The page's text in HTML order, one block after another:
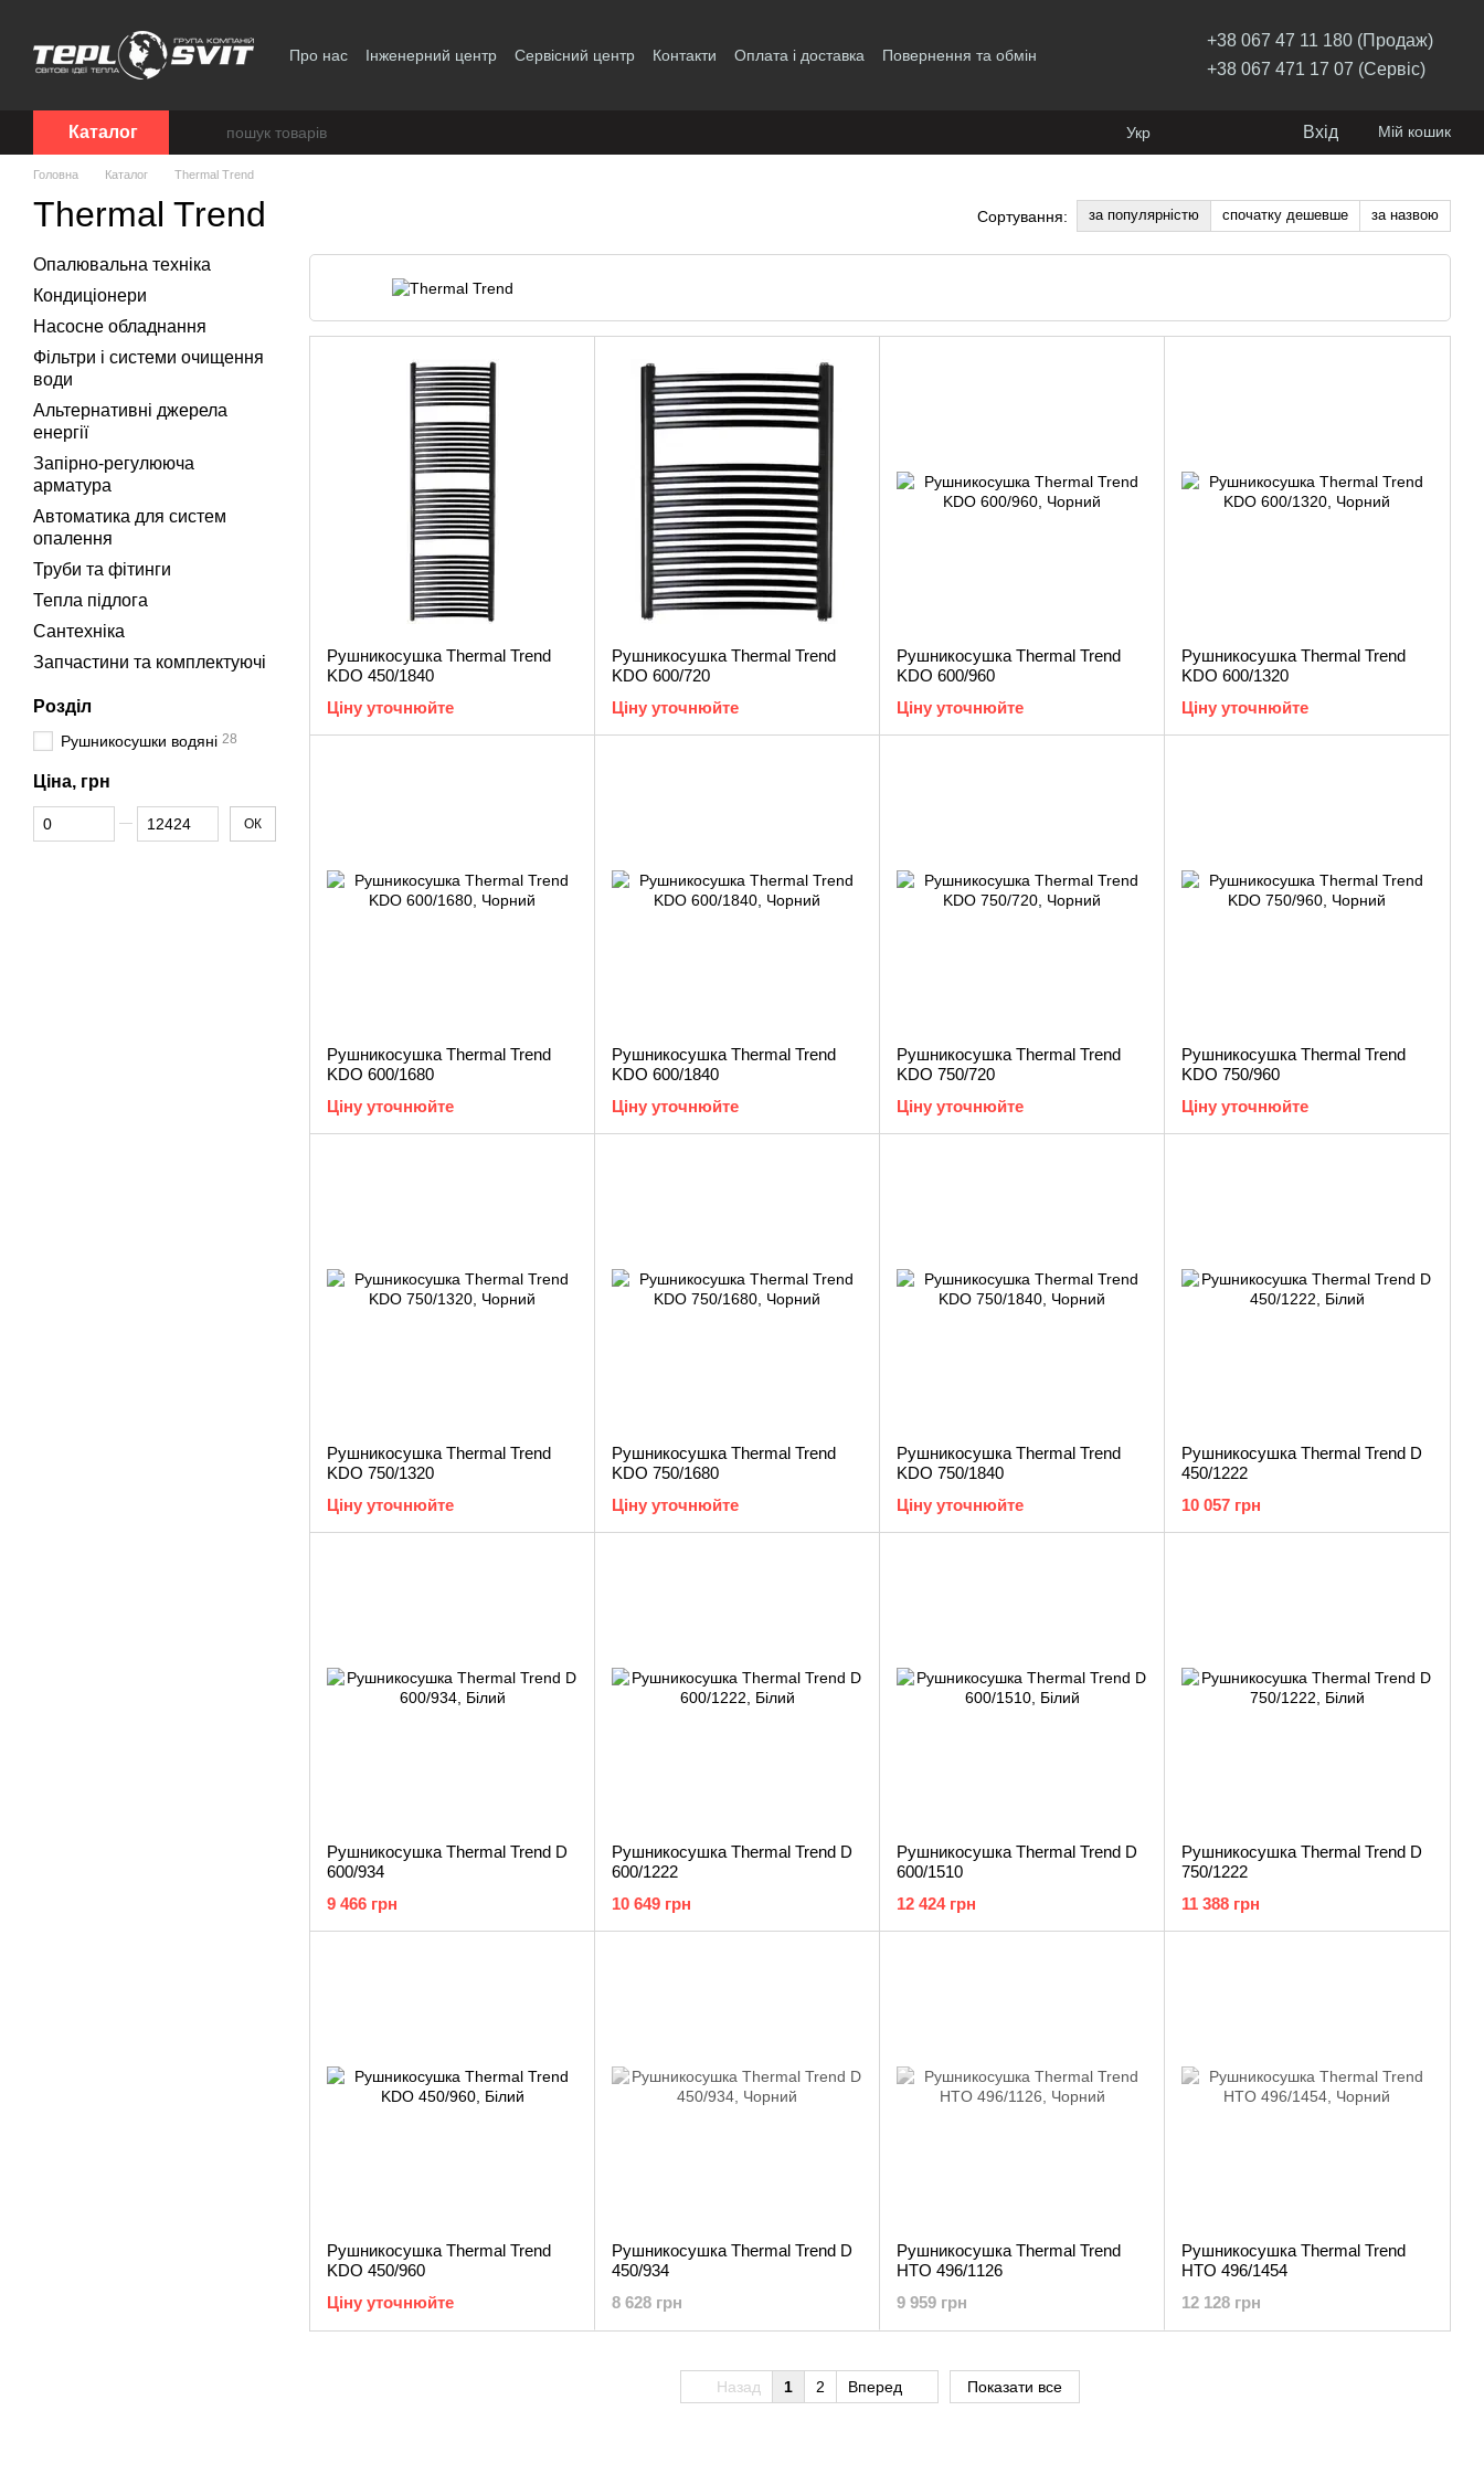
Про нас Інженерний центр Сервісний центр Контакти Оплата і доставка
Повернення та обмін
+38 067 47 11 180 (Продаж)
+38 067 471 17 07 (Сервіс)
Каталог Укр Вхід Мій кошик
Головна Каталог Thermal Trend
Thermal Trend Сортування: за популярністю спочатку дешевше за назвою
Рушникосушка Thermal Trend
KDO 450/1840
Ціну уточнюйте
Рушникосушка Thermal Trend
KDO 600/720
Ціну уточнюйте
Рушникосушка Thermal Trend
KDO 600/960
Ціну уточнюйте
Рушникосушка Thermal Trend
KDO 600/1320
Ціну уточнюйте
Рушникосушка Thermal Trend
KDO 600/1680
Ціну уточнюйте
Рушникосушка Thermal Trend
KDO 600/1840
Ціну уточнюйте
Рушникосушка Thermal Trend
KDO 750/720
Ціну уточнюйте
Рушникосушка Thermal Trend
KDO 750/960
Ціну уточнюйте
Рушникосушка Thermal Trend
KDO 750/1320
Ціну уточнюйте
Рушникосушка Thermal Trend
KDO 750/1680
Ціну уточнюйте
Рушникосушка Thermal Trend
KDO 750/1840
Ціну уточнюйте
Рушникосушка Thermal Trend D
450/1222
10 057 грн
Рушникосушка Thermal Trend D
600/934
9 466 грн
Рушникосушка Thermal Trend D
600/1222
10 649 грн
Рушникосушка Thermal Trend D
600/1510
12 424 грн
Рушникосушка Thermal Trend D
750/1222
11 388 грн
Рушникосушка Thermal Trend
KDO 450/960
Ціну уточнюйте
Рушникосушка Thermal Trend D
450/934
8 628 грн
Рушникосушка Thermal Trend
HTO 496/1126
9 959 грн
Рушникосушка Thermal Trend
HTO 496/1454
12 128 грн
Назад 1 2 Вперед Показати все
Опалювальна техніка
Кондиціонери
Насосне обладнання
Фільтри і системи очищення
води
Альтернативні джерела
енергії
Запірно-регулююча
арматура
Автоматика для систем
опалення
Труби та фітинги
Тепла підлога
Сантехніка
Запчастини та комплектуючі
Розділ
Рушникосушки водяні 28
Ціна, грн
Від Ціна, грн
До Ціна, грн ОК